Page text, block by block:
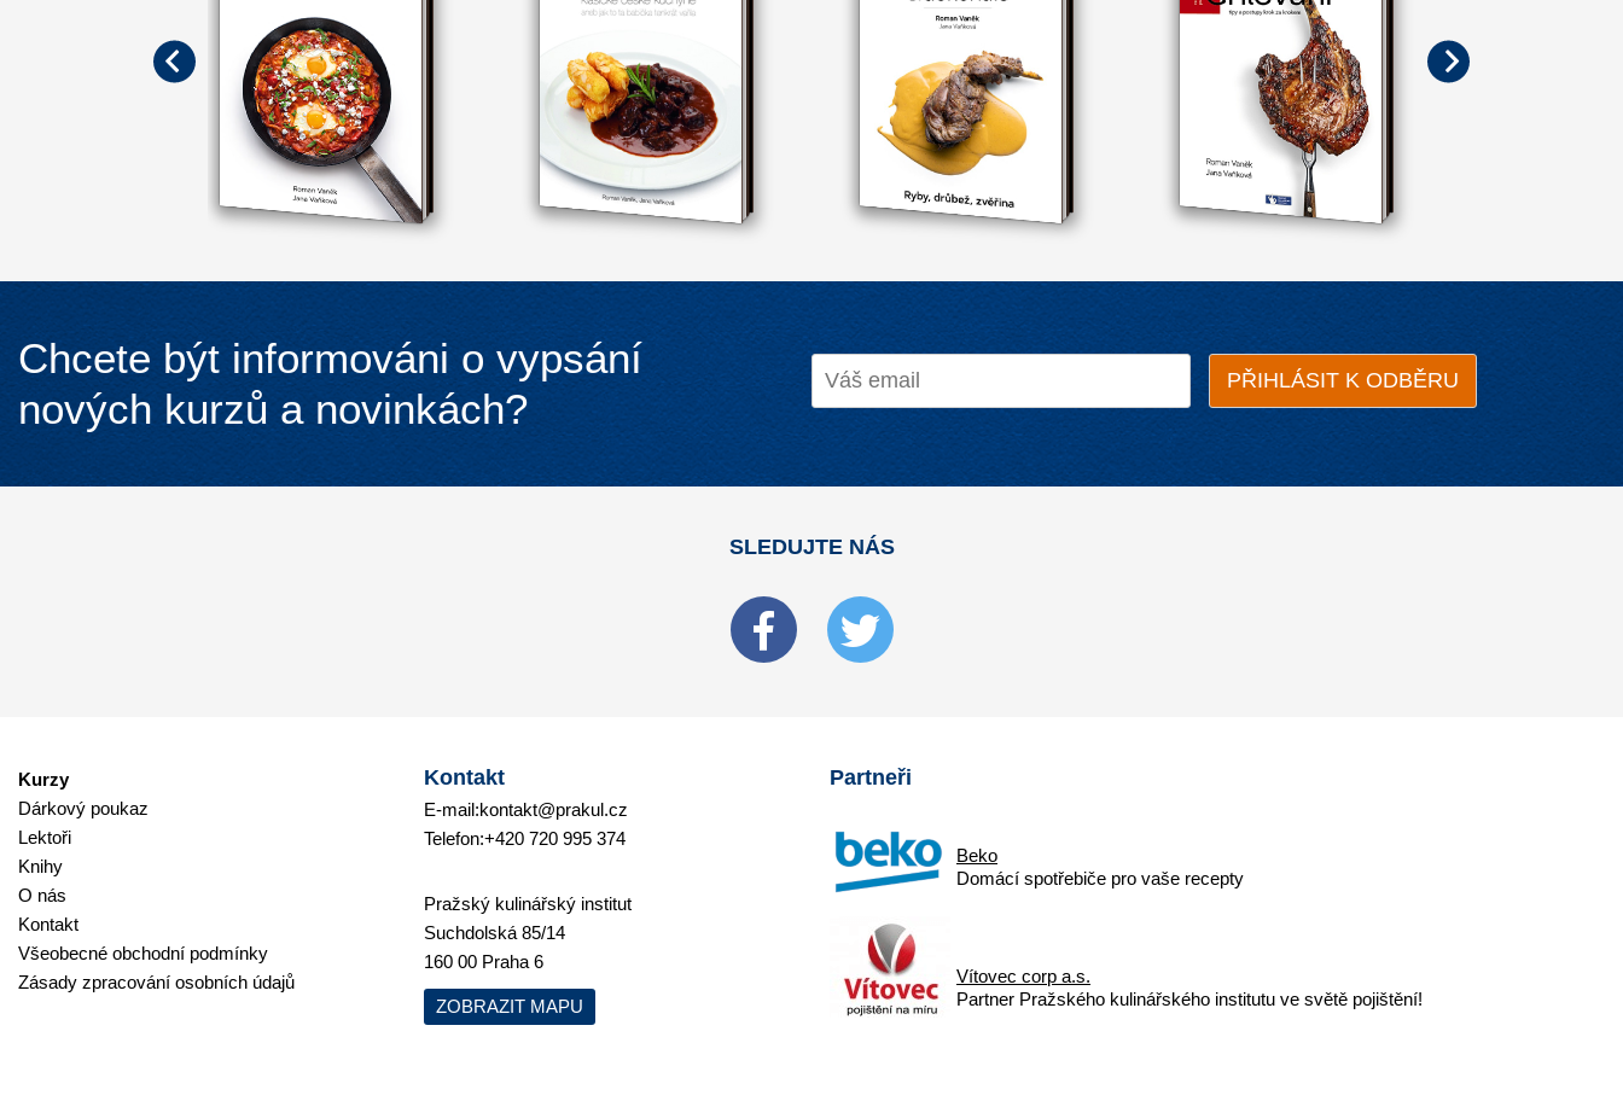
Chcete být informováni o vypsání
nových kurzů a novinkách?
SLEDUJTE NÁS
Kurzy
Dárkový poukaz
Lektoři
Knihy
O nás
Kontakt
Všeobecné obchodní podmínky
Zásady zpracování osobních údajů
Kontakt
E-mail:kontakt@prakul.cz
Telefon:+420 720 995 374
Pražský kulinářský institut
Suchdolská 85/14
160 00 Praha 6
ZOBRAZIT MAPU
Partneři
Beko
Domácí spotřebiče pro vaše recepty
Vítovec corp a.s.
Partner Pražského kulinářského institutu ve světě pojištění!